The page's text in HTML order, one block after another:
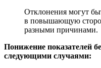
Отклонения могут
в повышающую
разными причинами.
Понижение показателей
следующими случаями: